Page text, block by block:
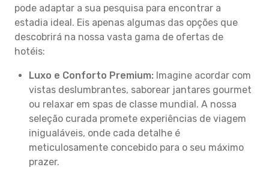
pode adaptar a sua pesquisa para encontrar a
estadia ideal. Eis apenas algumas das opções que
descobrirá na nossa vasta gama de ofertas de
hotéis:
Luxo e Conforto Premium: Imagine acordar com
vistas deslumbrantes, saborear jantares gourmet
ou relaxar em spas de classe mundial. A nossa
seleção curada promete experiências de viagem
inigualáveis, onde cada detalhe é
meticulosamente concebido para o seu máximo
prazer.